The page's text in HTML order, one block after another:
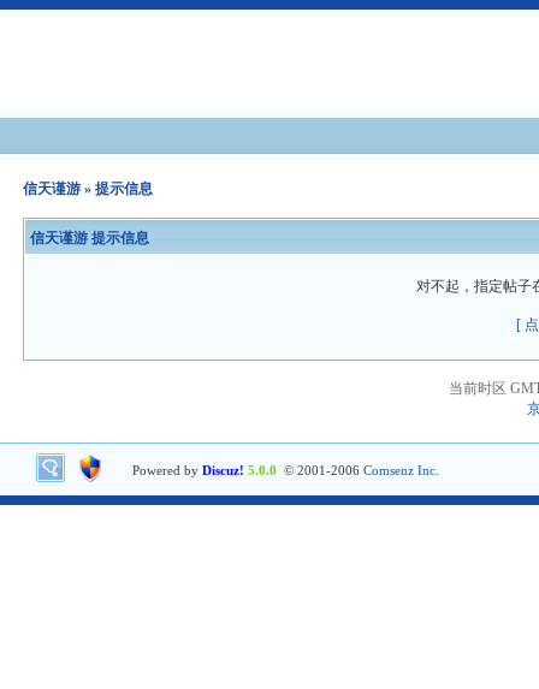
信天谨游 » 提示信息
信天谨游 提示信息
对不起，指定帖子
[
当前时区
Powered by Discuz! 5.0.0 © 2001-2006 Comsenz Inc.